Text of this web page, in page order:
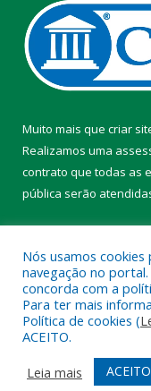
Muito mais que criar
Realizamos uma
contrato que todas as
pública serão
Todos os direitos
Mapa do Site
Acessar Webmail
Nós usamos
navegação no
concorda com a
Para ter mais
Política de cookies (
ACEITO.
Leia mais
ACEITO